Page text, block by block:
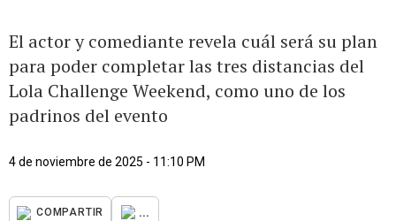
El actor y comediante revela cuál será su plan
para poder completar las tres distancias del
Lola Challenge Weekend, como uno de los
padrinos del evento
4 de noviembre de 2025 - 11:10 PM
COMPARTIR ...